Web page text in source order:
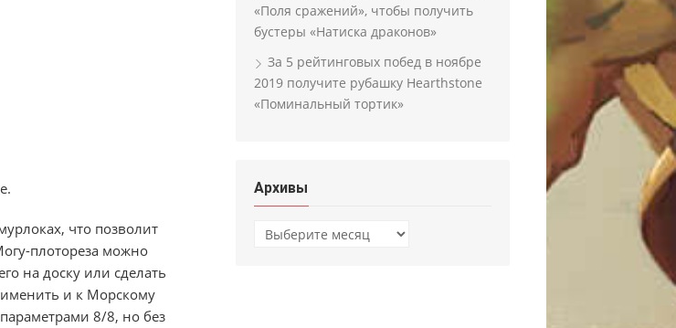
что позволит
плотореза можно
на доску или сделать
и к Морскому
8/8, но без
«Поля сражений», чтобы получить
бустеры «Натиска драконов»
За 5 рейтинговых побед в ноябре
2019 получите рубашку Hearthstone
«Поминальный тортик»
Архивы
Архивы